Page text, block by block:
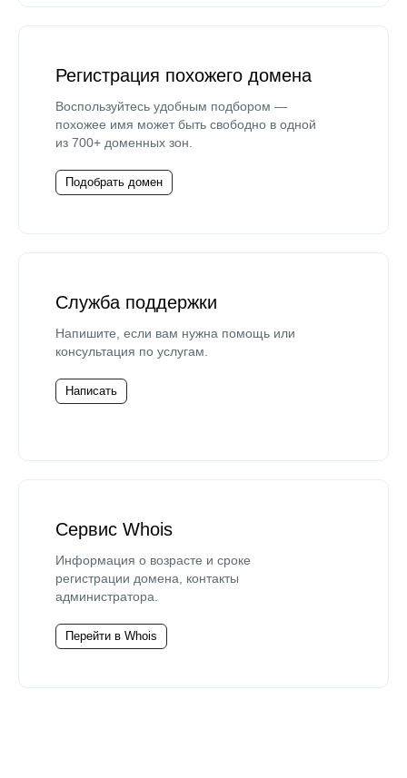
Регистрация похожего домена
Воспользуйтесь удобным подбором —
похожее имя может быть свободно в одной
из 700+ доменных зон.
Подобрать домен
Служба поддержки
Напишите, если вам нужна помощь или
консультация по услугам.
Написать
Сервис Whois
Информация о возрасте и сроке
регистрации домена, контакты
администратора.
Перейти в Whois